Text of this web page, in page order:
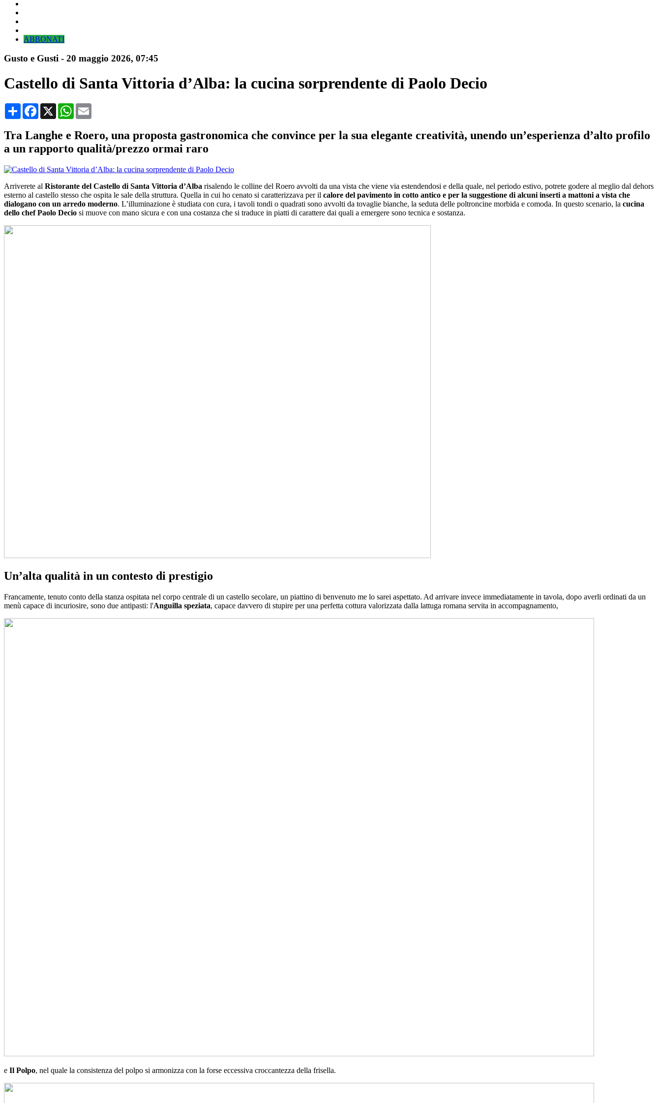
ABBONATI
Gusto e Gusti - 20 maggio 2026, 07:45
Castello di Santa Vittoria d’Alba: la cucina sorprendente di Paolo Decio
CondividiFacebook
X WhatsApp
Tra Langhe e Roero, una proposta gastronomica che convince per la sua elegante creatività, unendo un’esperienza d’alto profilo
a un rapporto qualità/prezzo ormai raro
Arriverete al Ristorante del Castello di Santa Vittoria d’Alba risalendo le colline del Roero avvolti da una vista che viene via estendendosi e della quale, nel periodo estivo, potrete godere al meglio dal dehors
esterno al castello stesso che ospita le sale della struttura. Quella in cui ho cenato si caratterizzava per il calore del pavimento in cotto antico e per la suggestione di alcuni inserti a mattoni a vista che
dialogano con un arredo moderno. L’illuminazione è studiata con cura, i tavoli tondi o quadrati sono avvolti da tovaglie bianche, la seduta delle poltroncine morbida e comoda. In questo scenario, la cucina
dello chef Paolo Decio si muove con mano sicura e con una costanza che si traduce in piatti di carattere dai quali a emergere sono tecnica e sostanza.
Un’alta qualità in un contesto di prestigio
Francamente, tenuto conto della stanza ospitata nel corpo centrale di un castello secolare, un piattino di benvenuto me lo sarei aspettato. Ad arrivare invece immediatamente in tavola, dopo averli ordinati da un
menù capace di incuriosire, sono due antipasti: l'Anguilla speziata, capace davvero di stupire per una perfetta cottura valorizzata dalla lattuga romana servita in accompagnamento,
e Il Polpo, nel quale la consistenza del polpo si armonizza con la forse eccessiva croccantezza della frisella.